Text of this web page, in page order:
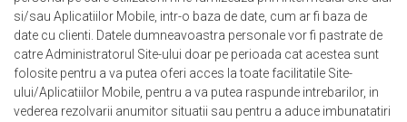
si/sau Aplicatiilor Mobile, intr-o baza de date, cum ar fi baza de
date cu clienti. Datele dumneavoastra personale vor fi pastrate de
catre Administratorul Site-ului doar pe perioada cat acestea sunt
folosite pentru a va putea oferi acces la toate facilitatile Site-
ului/Aplicatiilor Mobile, pentru a va putea raspunde intrebarilor, in
vederea rezolvarii anumitor situatii sau pentru a aduce imbunatatiri